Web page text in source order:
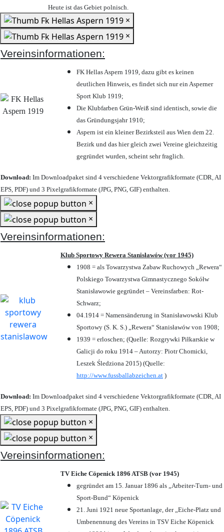
Heute ist das Gebiet polnisch.
×
×
Vereinsinformationen:
FK Hellas Aspern 1919, dazu gibt es keinen
deutlichen Hinweis, es findet sich nur ein Asperner
Sport Klub 1919;
Die Klubfarben Grün-Weiß sind identisch, sowie die
das Gründungsjahr 1910;
Aspern ist ein kleiner Bezirksteil aus Wien dem 22.
Bezirk und das hier gleich zwei Vereine gleichzeitig
gegründet wurden, scheint sehr fraglich.
Download: Im Downloadpaket sind 4 verschiedene Vektorgrafikformate (CDR, AI
EPS, PDF) und 3 Pixelgrafikformate (JPG, PNG, GIF) enthalten.
×
×
Vereinsinformationen:
Klub Sportowy Rewera Stanisławów (vor 1945)
1908 = als Towarzystwa Zabaw Ruchowych „Rewera“
Polskiego Towarzystwa Gimnastycznego Sokółw
Stanisławowie gegründet – Vereinsfarben: Rot-
Schwarz;
04.1914 = Namensänderung in Stanisławowski Klub
Sportowy (S. K. S.) „Rewera“ Stanisławów von 1908;
1939 = erloschen; (Quelle: Rozgrywki Piłkarskie w
Galicji do roku 1914 – Autorzy: Piotr Chomicki,
Leszek Śledziona 2015) (Quelle:
http://www.fussballabzeichen.at )
Download: Im Downloadpaket sind 4 verschiedene Vektorgrafikformate (CDR, AI
EPS, PDF) und 3 Pixelgrafikformate (JPG, PNG, GIF) enthalten.
×
×
Vereinsinformationen:
TV Eiche Cöpenick 1896 ATSB (vor 1945)
gegründet am 15. Januar 1896 als „Arbeiter-Turn- und
Sport-Bund“ Köpenick
21. Juni 1921 neue Sportanlage, der „Eiche-Platz und
Umbenennung des Vereins in TSV Eiche Köpenick